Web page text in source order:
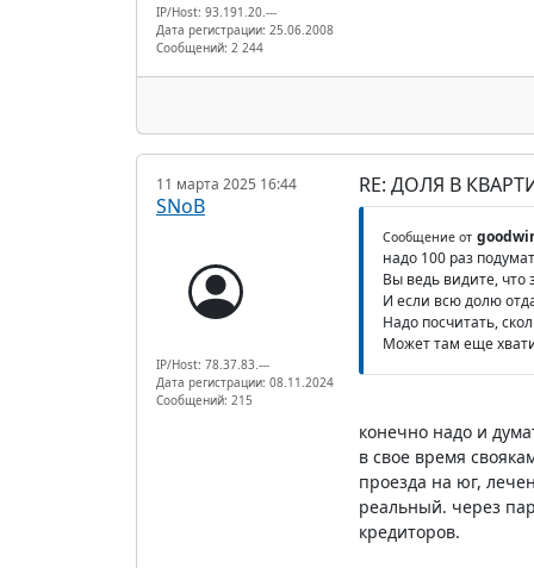
IP/Host: 93.191.20.---
Дата регистрации: 25.06.2008
Сообщений: 2 244
11 марта 2025 16:44
SNoB
IP/Host: 78.37.83.---
Дата регистрации: 08.11.2024
Сообщений: 215
RE: ДОЛЯ В
Сообщение от
надо 100 раз
Вы ведь видите, что
И если всю долю
Надо посчитать,
Может там еще
конечно надо и
в свое время
проезда на юг,
реальный. через
кредиторов.